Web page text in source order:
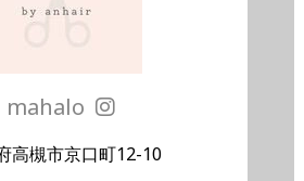
mahalo
高槻市京口町12-10